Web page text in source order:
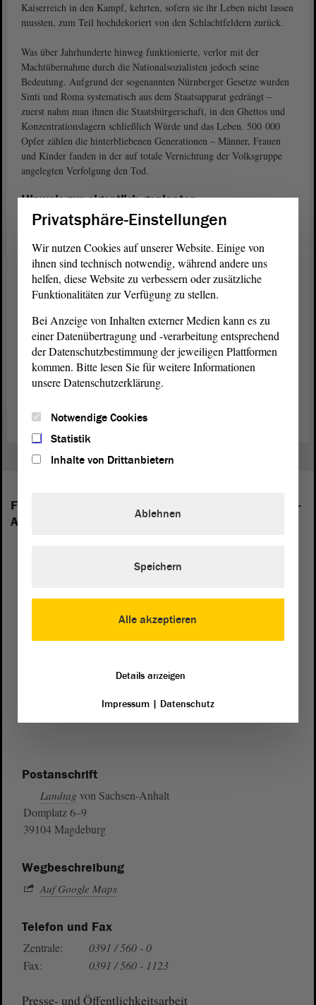
Kaiserreich in den Kampf, kehrten, sofern sie ihr Leben nicht lassen
mussten, zum Teil hochdekoriert von den Schlachtfeldern zurück.
Was über Jahrhunderte hinweg funktionierte, verlor mit der
Machtübernahme durch die Nationalsozialisten jedoch seine
Bedeutung. Aufgrund der sogenannten Nürnberger Gesetze wurden
Sinti und Roma systematisch aus dem Staatsapparat gedrängt –
zuerst nahm man ihnen die Staatsbürgerschaft, in den Ghettos und
Konzentrationslagern schließlich Würde und das Leben. 500 000
Opfer zählen die hinterbliebenen Generationen – Männer, Frauen
und Kinder fanden in der auf totale Vernichtung der Volksgruppe
angelegten Verfolgung den Tod.
Hinweis zur eigentlich geplanten
Gedenkveranstaltung
Sachsen-Anhalt hatte kurzfristig wegen einer zugelassenen Bauern-
Demonstration in derLandeshauptstadtbzw. vor demLandtag
abgesagt werden müssen, nachdem eine Verschiebung der
Demonstration mit 2 500 angemeldeten Teilnehmenden und 300
worden war. Zur Sicherstellung einer ungehinderten An- und
Abreise der (teils hochbetagten) Gäste und einer störungsfreien
Durchführung der Gedenkveranstaltung hatte sich Landtagspräsident
Dr. Gunnar Schellenberger für eine Absage der Veranstaltung
entschieden. Diese soll schnellstmöglich nachgeholt werden, erste
Folgende Fraktionen sind im Landtag von Sachsen-
Anhalt vertreten:
Postanschrift
Landtag von Sachsen-Anhalt
Domplatz 6–9
39104 Magdeburg
Wegbeschreibung
Auf Google Maps
Telefon und Fax
Zentrale:
0391 / 560 - 0
Fax:
0391 / 560 - 1123
Presse- und Öffentlichkeitsarbeit
Privatsphäre-Einstellungen
Wir nutzen Cookies auf unserer Website. Einige von
ihnen sind technisch notwendig, während andere uns
helfen, diese Website zu verbessern oder zusätzliche
Funktionalitäten zur Verfügung zu stellen.
Bei Anzeige von Inhalten externer Medien kann es zu
einer Datenübertragung und -verarbeitung entsprechend
der Datenschutzbestimmung der jeweiligen Plattformen
kommen. Bitte lesen Sie für weitere Informationen
unsere Datenschutzerklärung.
Notwendige Cookies
Statistik
Inhalte von Drittanbietern
Alle akzeptieren
Ablehnen
Speichern
Details anzeigen
Impressum| Datenschutz